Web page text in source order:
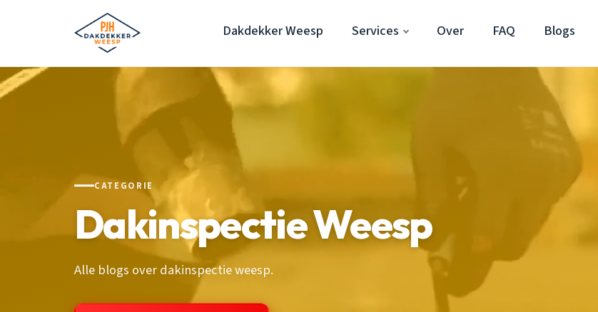
Dakdekker Weesp Services Over FAQ Blogs
CATEGORIE
Dakinspectie Weesp
Alle blogs over dakinspectie weesp.